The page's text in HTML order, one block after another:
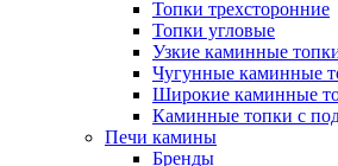
Топки трехсторонние
Топки угловые
Узкие каминные
Чугунные каминные
Широкие каминные
Каминные топки с
Печи камины
Бренды